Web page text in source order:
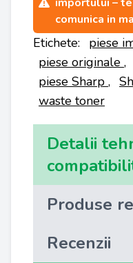
comunica in
Etichete: piese
piese originale ,
piese Sharp ,
waste toner
Detalii
Produse
Recenzii